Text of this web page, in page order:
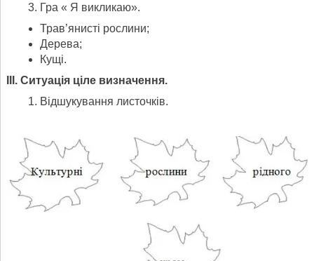
Гра « Я викликаю».
Трав’янисті рослини;
Дерева;
Кущі.
ІІІ. Ситуація ціле визначення.
Відшукування листочків.